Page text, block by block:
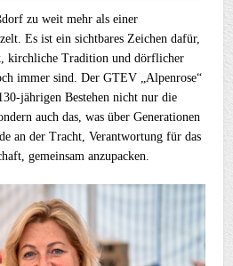
zu weit mehr als einer
Es ist ein sichtbares Zeichen dafür,
kirchliche Tradition und dörflicher
immer sind. Der GTEV „Alpenrose“
jährigen Bestehen nicht nur die
auch das, was über Generationen
an der Tracht, Verantwortung für das
gemeinsam anzupacken.